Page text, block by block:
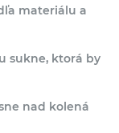
materiálu a
sukne, ktorá by
nad kolená